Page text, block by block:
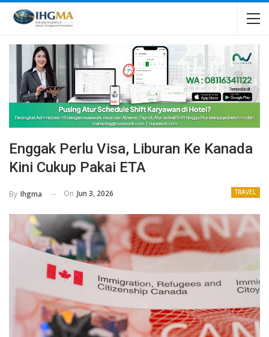
Enggak Perlu Visa, Liburan Ke Kanada
Kini Cukup Pakai ETA
TRAVEL
By Ihgma On Jun 3, 2026